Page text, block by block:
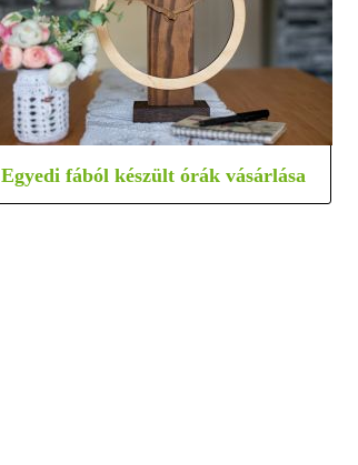
Egyedi fából készült órák vásárlása